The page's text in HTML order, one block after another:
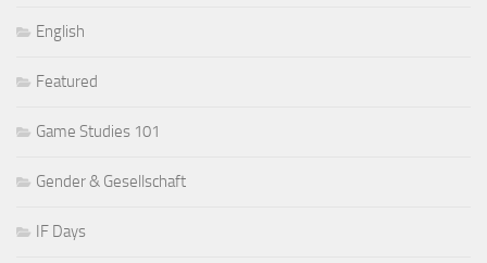
English
Featured
Game Studies 101
Gender & Gesellschaft
IF Days